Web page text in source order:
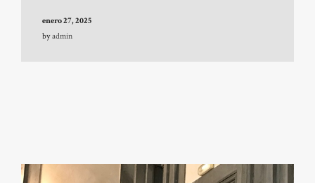
enero 27, 2025
byadmin